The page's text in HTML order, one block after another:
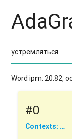
Word ipm: 20.82,
#0
Contexts: …